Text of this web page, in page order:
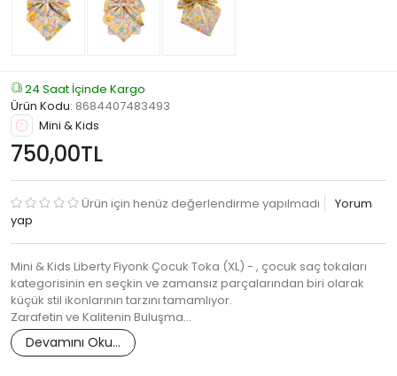
24 Saat İçinde Kargo
Ürün Kodu: 8684407483493
Mini & Kids
750,00TL
Ürün için henüz değerlendirme yapılmadı
Yorum
yap
Mini & Kids Liberty Fiyonk Çocuk Toka (XL) - , çocuk saç tokaları
kategorisinin en seçkin ve zamansız parçalarından biri olarak
küçük stil ikonlarının tarzını tamamlıyor.
Zarafetin ve Kalitenin Buluşma…
Devamını Oku...